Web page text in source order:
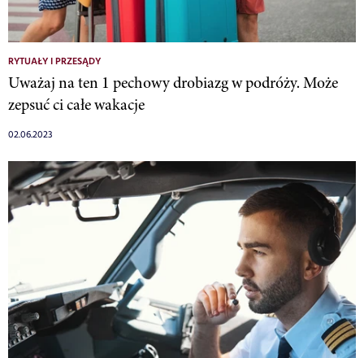
RYTUAŁY I PRZESĄDY
Uważaj na ten 1 pechowy drobiazg w podróży. Może
zepsuć ci całe wakacje
02.06.2023